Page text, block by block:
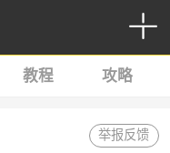
教程 攻略
举报反馈